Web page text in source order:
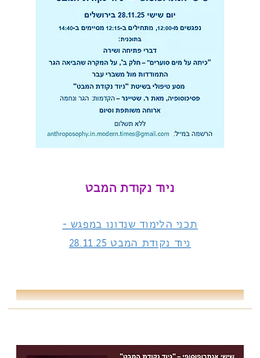
ניוד נקודת המבט
תכני הלימוד שנדונו במפגש -
ניוד נקודת המבט 28.11.25